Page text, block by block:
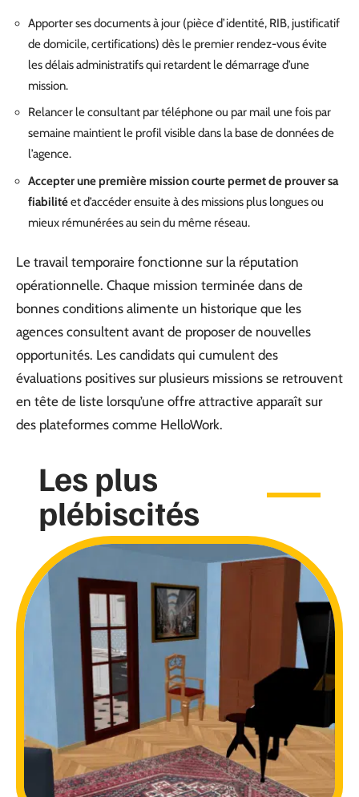
Apporter ses documents à jour (pièce d’identité, RIB, justificatif
de domicile, certifications) dès le premier rendez-vous évite
les délais administratifs qui retardent le démarrage d’une
mission.
Relancer le consultant par téléphone ou par mail une fois par
semaine maintient le profil visible dans la base de données de
l’agence.
Accepter une première mission courte permet de prouver sa
fiabilitéet d’accéder ensuite à des missions plus longues ou
mieux rémunérées au sein du même réseau.
Le travail temporaire fonctionne sur la réputation
opérationnelle. Chaque mission terminée dans de
bonnes conditions alimente un historique que les
agences consultent avant de proposer de nouvelles
opportunités. Les candidats qui cumulent des
évaluations positives sur plusieurs missions se retrouvent
en tête de liste lorsqu’une offre attractive apparaît sur
des plateformes comme HelloWork.
Les plus
plébiscités